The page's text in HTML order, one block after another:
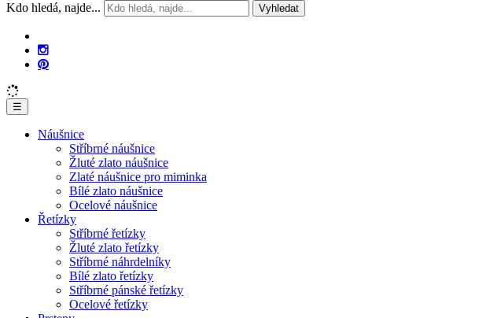
Kdo hledá, najde... Vyhledat
☰
Náušnice
Stříbrné náušnice
Žluté zlato náušnice
Zlaté náušnice pro miminka
Bílé zlato náušnice
Ocelové náušnice
Řetízky
Stříbrné řetízky
Žluté zlato řetízky
Stříbrné náhrdelníky
Bílé zlato řetízky
Stříbrné pánské řetízky
Ocelové řetízky